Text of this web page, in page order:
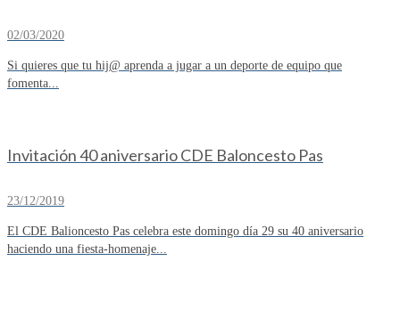
02/03/2020
Si quieres que tu hij@ aprenda a jugar a un deporte de equipo que
fomenta...
Invitación 40 aniversario CDE Baloncesto Pas
23/12/2019
El CDE Balioncesto Pas celebra este domingo día 29 su 40 aniversario
haciendo una fiesta-homenaje...